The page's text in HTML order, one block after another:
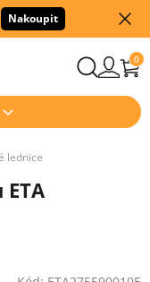
Nakoupit
0
lednice